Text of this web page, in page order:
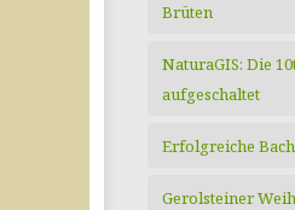
Brüten
NaturaGIS: Die
aufgeschaltet
Erfolgreiche
Gerolsteiner